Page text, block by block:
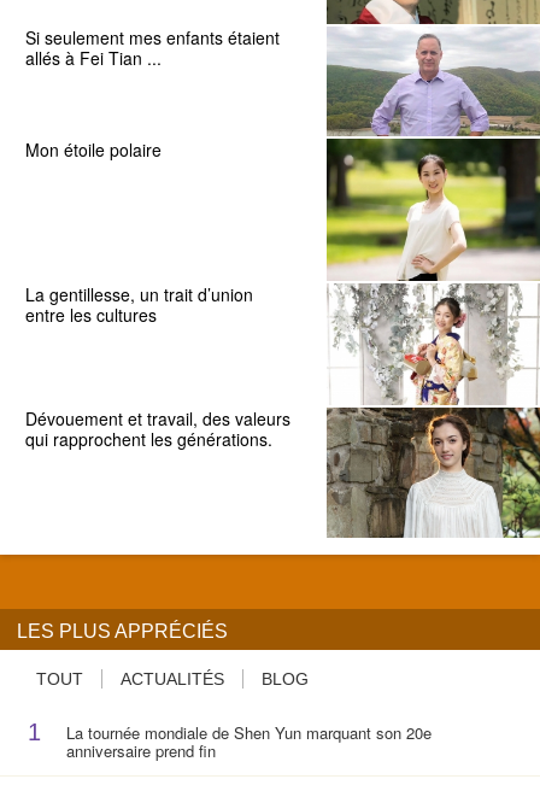
Si seulement mes enfants étaient
allés à Fei Tian ...
Mon étoile polaire
La gentillesse, un trait d’union
entre les cultures
Dévouement et travail, des valeurs
qui rapprochent les générations.
LES PLUS APPRÉCIÉS
TOUT ACTUALITÉS BLOG
1 La tournée mondiale de Shen Yun marquant son 20e
anniversaire prend fin